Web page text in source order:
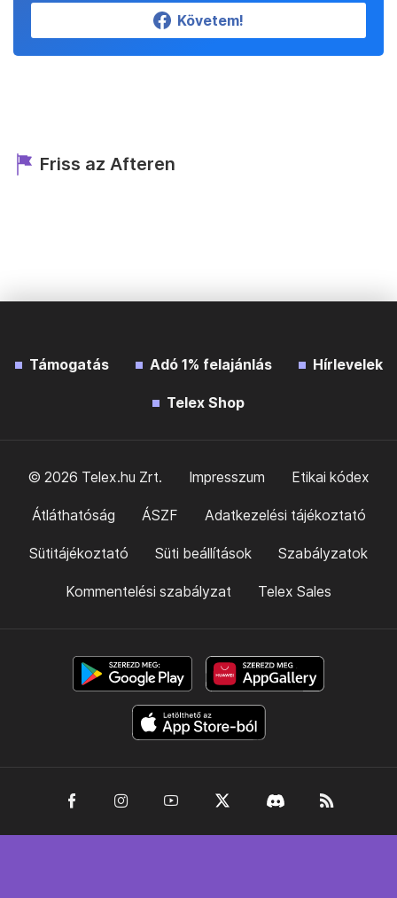
Követem!
Friss az Afteren
Támogatás Adó 1% felajánlás Hírlevelek
Telex Shop
© 2026 Telex.hu Zrt. Impresszum Etikai kódex
Átláthatóság ÁSZF Adatkezelési tájékoztató
Sütitájékoztató Süti beállítások Szabályzatok
Kommentelési szabályzat Telex Sales